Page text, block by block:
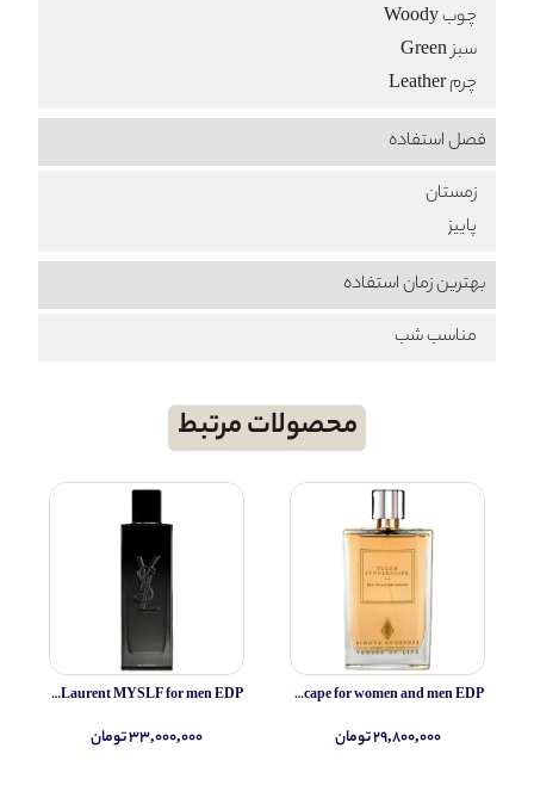
چوب Woody
سبز Green
چرم Leather
فصل استفاده
زمستان
پاییز
بهترین زمان استفاده
مناسب شب
محصولات مرتبط
Simone Andreoli Tulum Junglescape for women and men EDP
۲۹,۸۰۰,۰۰۰ تومان
Yves Saint Laurent MYSLF for men EDP
۳۳,۰۰۰,۰۰۰ تومان